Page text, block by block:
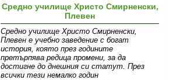
Средно училище Христо Смирненски,
Плевен
Средно училище Христо Смирненски,
Плевен е учебно заведение с богат
история, която през годините
претърпява редица промени, за да
достигне до днешния си статут. През
всички тези немалко годин